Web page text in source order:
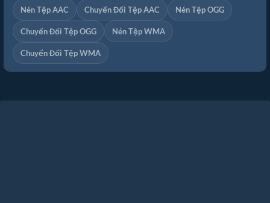
Nén Tệp AAC Chuyển Đổi Tệp AAC Nén Tệp OGG
Chuyển Đổi Tệp OGG Nén Tệp WMA
Chuyển Đổi Tệp WMA